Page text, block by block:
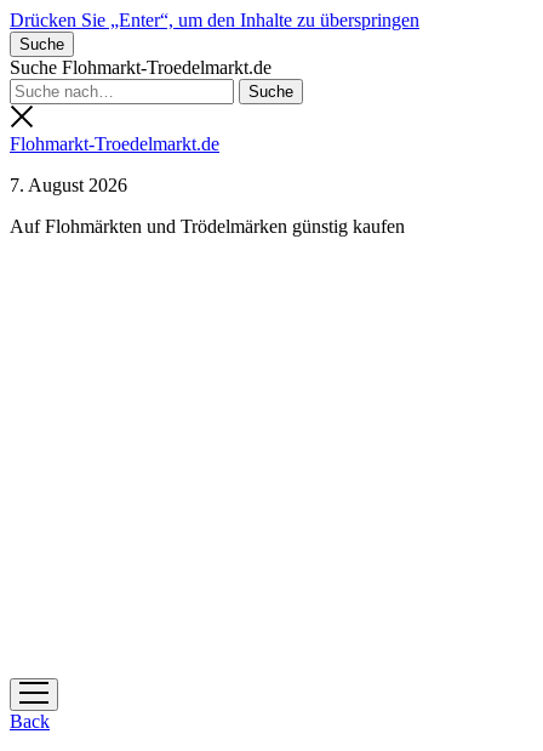
Drücken Sie „Enter“, um den Inhalte zu überspringen
Suche
Suche Flohmarkt-Troedelmarkt.de
Flohmarkt-Troedelmarkt.de
7. August 2026
Auf Flohmärkten und Trödelmärken günstig kaufen
Menü
öffnen
Back